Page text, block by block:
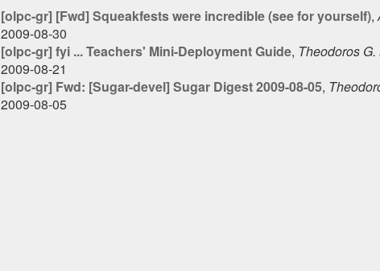
[olpc-gr] [Fwd] Squeakfests were incredible (see for yourself),
2009-08-30
[olpc-gr] fyi ... Teachers' Mini-Deployment Guide, Theodoros
2009-08-21
[olpc-gr] Fwd: [Sugar-devel] Sugar Digest 2009-08-05,
2009-08-05